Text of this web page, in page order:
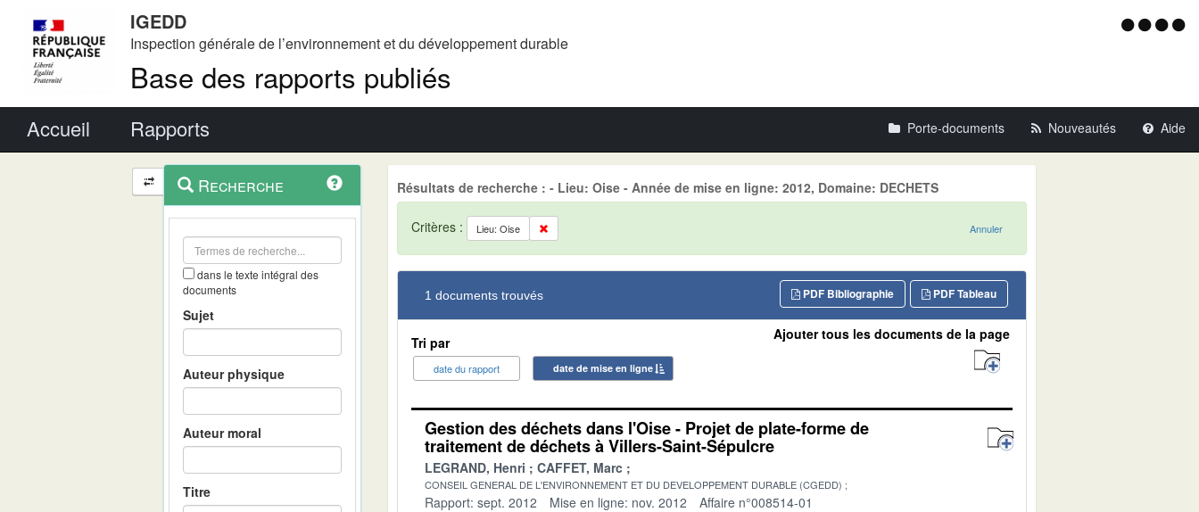
IGEDD
Inspection générale de l’environnement et du développement durable
Base des rapports publiés
Menu
Accueil Rapports Porte-documents Nouveautés Aide
Navigation
et
outils
contextuel
Recherche
dans le texte intégral des
documents
Sujet
Auteur physique
Auteur moral
Titre
Résultats de recherche : - Lieu: Oise - Année de mise en ligne: 2012, Domaine: DECHETS
Critères : Lieu: Oise Annuler
1 documents trouvés PDF Tableau
PDF Bibliographie
Tri par
date du rapport date de mise en ligne
Ajouter tous les documents de la page
Gestion des déchets dans l'Oise - Projet de plate-forme de
traitement de déchets à Villers-Saint-Sépulcre
LEGRAND, Henri CAFFET, Marc
CONSEIL GENERAL DE L'ENVIRONNEMENT ET DU DEVELOPPEMENT DURABLE (CGEDD)
Rapport: sept. 2012 Mise en ligne: nov. 2012 Affaire n°008514-01